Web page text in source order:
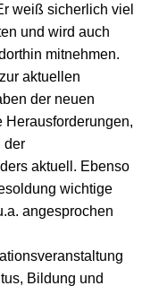
weiß sicherlich viel
und wird auch
mitnehmen.
aktuellen
der neuen
Herausforderungen,
der
aktuell. Ebenso
wichtige
angesprochen
Bildung und